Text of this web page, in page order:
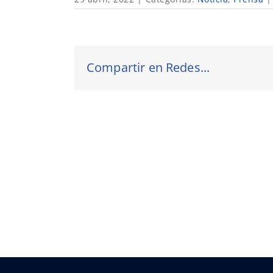
Compartir en Redes...